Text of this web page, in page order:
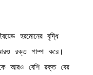
হরমোনের বৃদ্ধি
রক্ত পাম্প করে।
আরও বেশি রক্ত বের